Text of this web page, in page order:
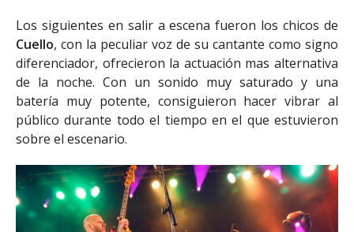
Los siguientes en salir a escena fueron los chicos de
Cuello, con la peculiar voz de su cantante como signo
diferenciador, ofrecieron la actuación mas alternativa
de la noche. Con un sonido muy saturado y una
batería muy potente, consiguieron hacer vibrar al
público durante todo el tiempo en el que estuvieron
sobre el escenario.